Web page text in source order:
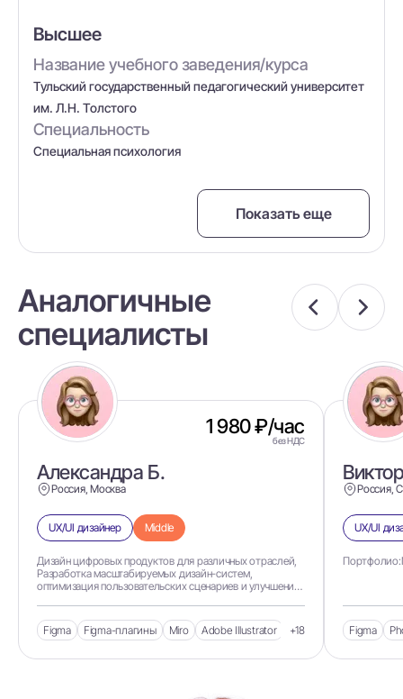
Высшее
Название учебного заведения/курса
Тульский государственный педагогический университет
им. Л.Н. Толстого
Специальность
Специальная психология
Показать еще
Аналогичные
специалисты
Александра Б.
Россия, Москва
1 980 ₽/час
без НДС
UX/UI дизайнер Middle
Дизайн цифровых продуктов для различных отраслей,
Разработка масштабируемых дизайн-систем,
оптимизация пользовательских сценариев и улучшение
Figma Figma-плагины Miro Adobe Illustrator Adobe Photoshop
+18
Россия,
UX/UI
Figma